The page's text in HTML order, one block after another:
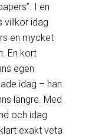
I en
villkor idag
en mycket
En kort
egen
idag – han
längre. Med
och idag
exakt veta